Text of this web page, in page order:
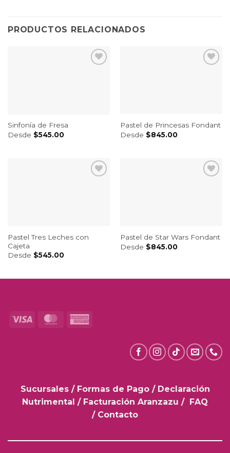
PRODUCTOS RELACIONADOS
Sinfonía de Fresa
Desde $545.00
Pastel de Princesas Fondant
Desde $845.00
Pastel Tres Leches con
Cajeta
Desde $545.00
Pastel de Star Wars Fondant
Desde $845.00
Visa MasterCard
Sucursales / Formas de Pago/ Declaración
Nutrimental / Facturación Aranzazu /
FAQ
/ Contacto